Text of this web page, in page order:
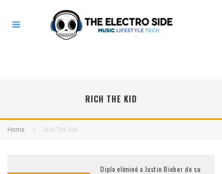
RICH THE KID
Home Rich The Kid
Diplo eliminó a Justin Bieber de su